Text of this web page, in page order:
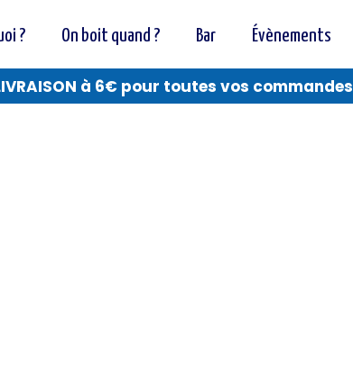
? On boit quand ? Bar Évènements
LIVRAISON à 6€ pour toutes vos commandes